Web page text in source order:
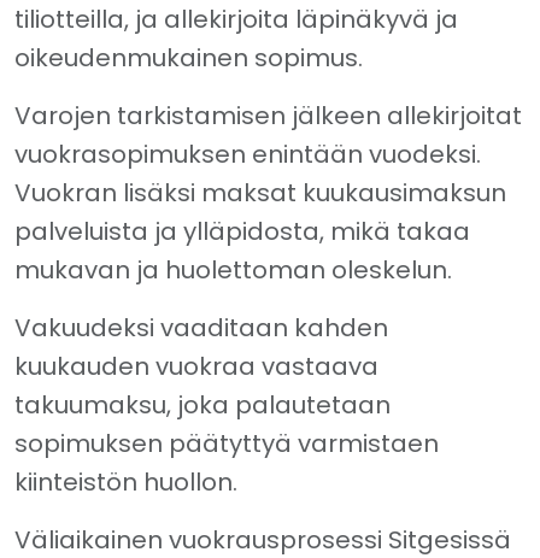
tiliotteilla, ja allekirjoita läpinäkyvä ja
oikeudenmukainen sopimus.
Varojen tarkistamisen jälkeen allekirjoitat
vuokrasopimuksen enintään vuodeksi.
Vuokran lisäksi maksat kuukausimaksun
palveluista ja ylläpidosta, mikä takaa
mukavan ja huolettoman oleskelun.
Vakuudeksi vaaditaan kahden
kuukauden vuokraa vastaava
takuumaksu, joka palautetaan
sopimuksen päätyttyä varmistaen
kiinteistön huollon.
Väliaikainen vuokrausprosessi Sitgesissä